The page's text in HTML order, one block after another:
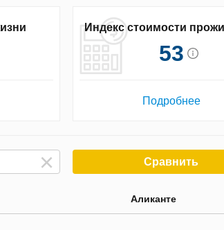
Индекс стоимости
53
Подробнее
Сравнить
Аликанте